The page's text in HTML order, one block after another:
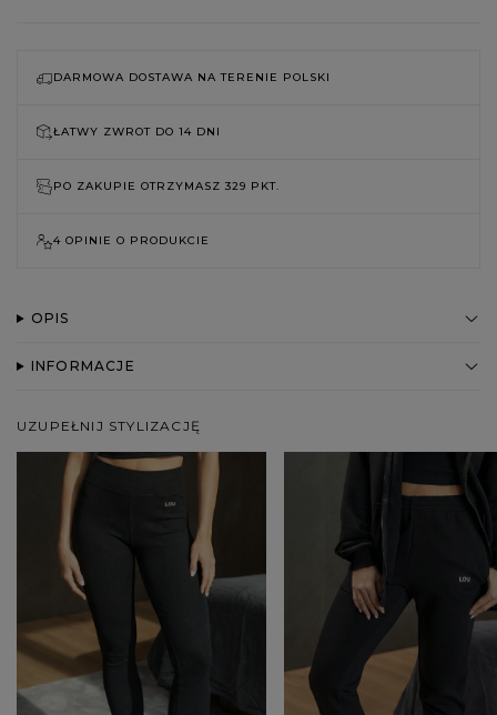
DARMOWA DOSTAWA NA TERENIE POLSKI
ŁATWY ZWROT DO 14 DNI
PO ZAKUPIE OTRZYMASZ 329 PKT.
4 OPINIE O PRODUKCIE
OPIS
INFORMACJE
UZUPEŁNIJ STYLIZACJĘ